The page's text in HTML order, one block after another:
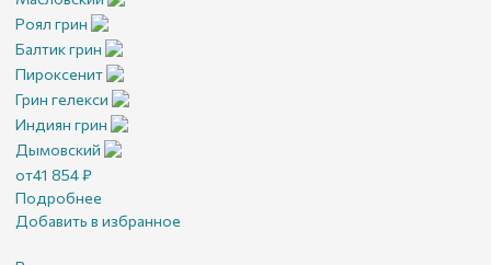
Роял грин
Балтик грин
Пироксенит
Грин гелекси
Индиян грин
Дымовский
от41 854₽
Подробнее
Добавить в избранное